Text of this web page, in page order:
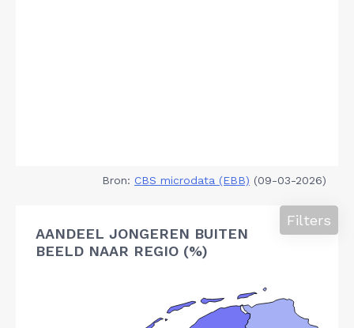
Bron: CBS microdata (EBB) (09-03-2026)
AANDEEL JONGEREN BUITEN
BEELD NAAR REGIO (%)
Filters